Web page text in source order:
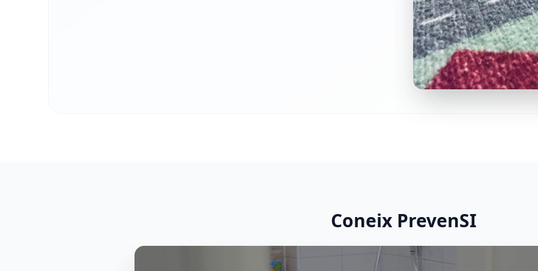
Coneix PrevenSI